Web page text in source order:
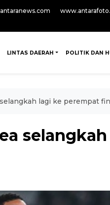
LINTAS DAERAH POLITIK DAN
lagi ke perempat